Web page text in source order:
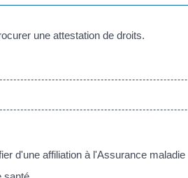
une attestation de droits.
d'une affiliation à l'Assurance